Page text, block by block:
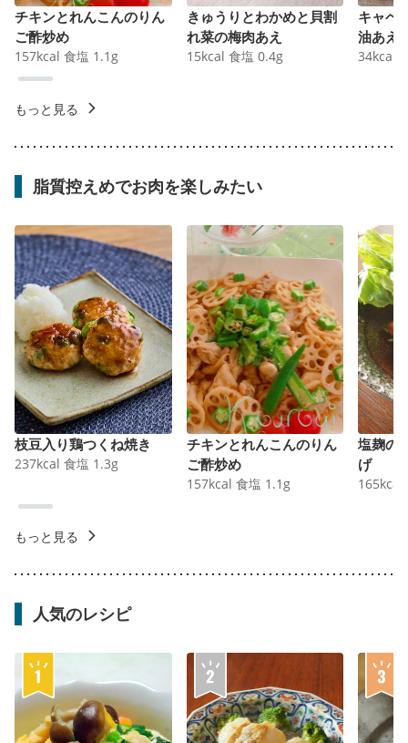
チキンとれんこんのりん
ご酢炒め
157kcal 食塩 1.1 g
きゅうりとわかめと貝割
れ菜の梅肉あえ
15kcal 食塩 0.4g
キャベ
油あえ
34kcal
もっと見る
脂質控えめでお肉を楽しみたい
枝豆入り鶏つくね焼き
237kcal 食塩 1.3g
チキンとれんこんのりん
ご酢炒め
157kcal 食塩 1.1 g
塩麹の
げ
165kcal
もっと見る
人気のレシピ